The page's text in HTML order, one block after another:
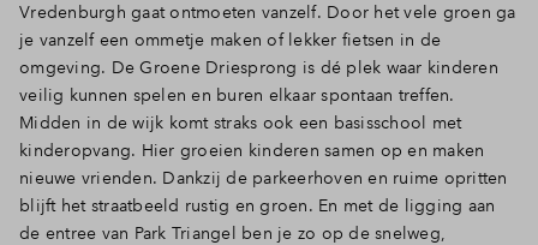
Vredenburgh gaat ontmoeten vanzelf. Door het vele groen ga
je vanzelf een ommetje maken of lekker fietsen in de
omgeving. De Groene Driesprong is dé plek waar kinderen
veilig kunnen spelen en buren elkaar spontaan treffen.
Midden in de wijk komt straks ook een basisschool met
kinderopvang. Hier groeien kinderen samen op en maken
nieuwe vrienden. Dankzij de parkeerhoven en ruime opritten
blijft het straatbeeld rustig en groen. En met de ligging aan
de entree van Park Triangel ben je zo op de snelweg,